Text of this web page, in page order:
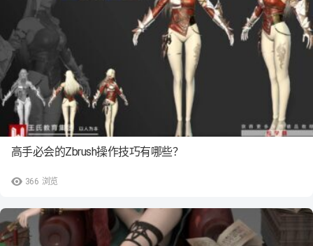
366 浏览
高手必会的Zbrush操作技巧有哪些？